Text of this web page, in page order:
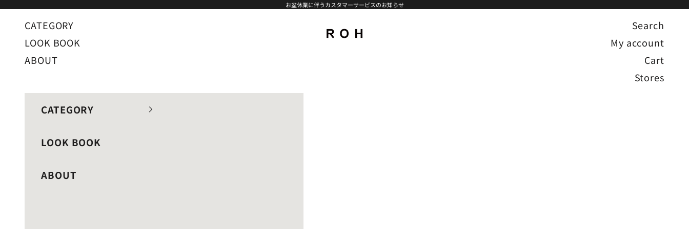
お盆休業に伴うカスタマーサービスのお知らせ
CATEGORY
LOOK BOOK
ABOUT
Search
My account
Cart
Stores
CATEGORY
LOOK BOOK
ABOUT